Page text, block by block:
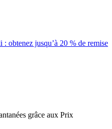
obtenez jusqu’à 20 % de remise
grâce aux Prix